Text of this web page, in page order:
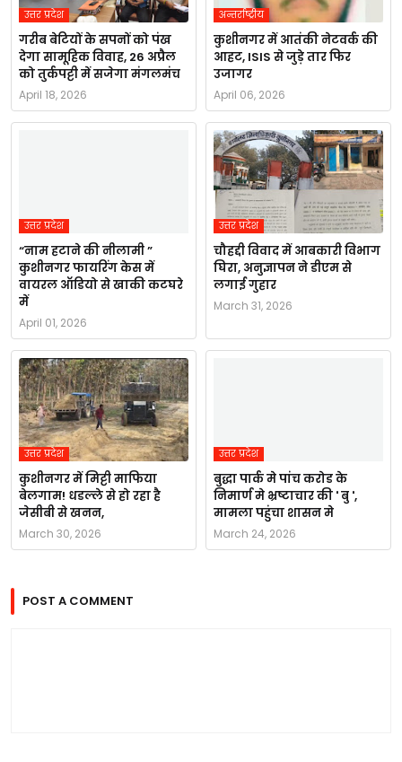
उत्तर प्रदेश
गरीब बेटियों के सपनों को पंख
देगा सामूहिक विवाह, 26 अप्रैल
को तुर्कपट्टी में सजेगा मंगलमंच
April 18, 2026
अन्तर्राष्ट्रीय
कुशीनगर में आतंकी नेटवर्क की
आहट, ISIS से जुड़े तार फिर
उजागर
April 06, 2026
उत्तर प्रदेश
“नाम हटाने की नीलामी ”
कुशीनगर फायरिंग केस में
वायरल ऑडियो से खाकी कटघरे
में
April 01, 2026
उत्तर प्रदेश
चौहद्दी विवाद में आबकारी विभाग
घिरा, अनुज्ञापन ने डीएम से
लगाई गुहार
March 31, 2026
उत्तर प्रदेश
कुशीनगर में मिट्टी माफिया
बेलगाम! धडल्ले से हो रहा है
जेसीबी से खनन,
March 30, 2026
उत्तर प्रदेश
बुद्धा पार्क मे पांच करोड के
निमार्ण मे भ्रष्टाचार की ' बु ',
मामला पहुंचा शासन मे
March 24, 2026
POST A COMMENT